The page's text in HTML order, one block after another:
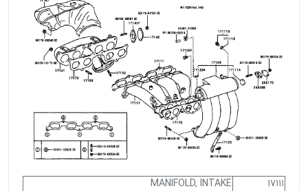
17111
MANIFOLD, INTAKE